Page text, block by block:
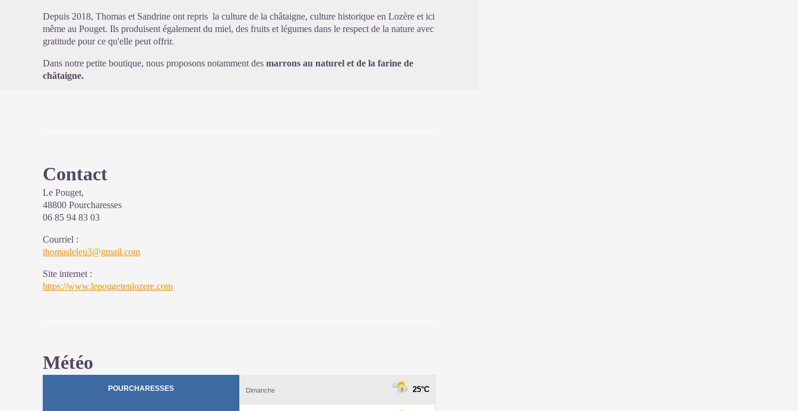
Depuis 2018, Thomas et Sandrine ont repris la culture de la châtaigne, culture historique en Lozère et ici
même au Pouget. Ils produisent également du miel, des fruits et légumes dans le respect de la nature avec
gratitude pour ce qu'elle peut offrir.
Dans notre petite boutique, nous proposons notamment des marrons au naturel et de la farine de
châtaigne.
Contact
Le Pouget,
48800 Pourcharesses
06 85 94 83 03
Courriel :
thomasleleu3@gmail.com
Site internet :
https://www.lepougetenlozere.com
Météo